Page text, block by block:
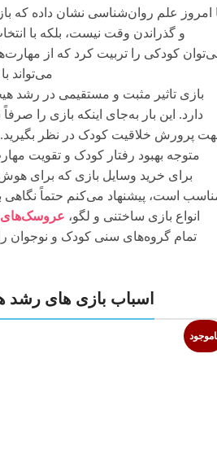
امروز علم روان‌شناسی نشان داده که
و گذراندن وقت نیست، بلکه با
کودکی را تربیت کرد که از
می‌تواند
بازی تاثیر مثبت و مستقیمی در رشد
دارد. این بار به‌جای اینکه بازی را
پرورش خلاقیت کودک در نظر بگیرید.
متوجه بهبود رفتار کودک و تقویت
برای خرید وسایل بازی که برای
است، پیشنهاد می‌کنم حتماً نگاهی
انواع بازی ساختنی و لگو،
تمام گروه‌های سنی کودک و نوجوان
اسباب بازی های رشد